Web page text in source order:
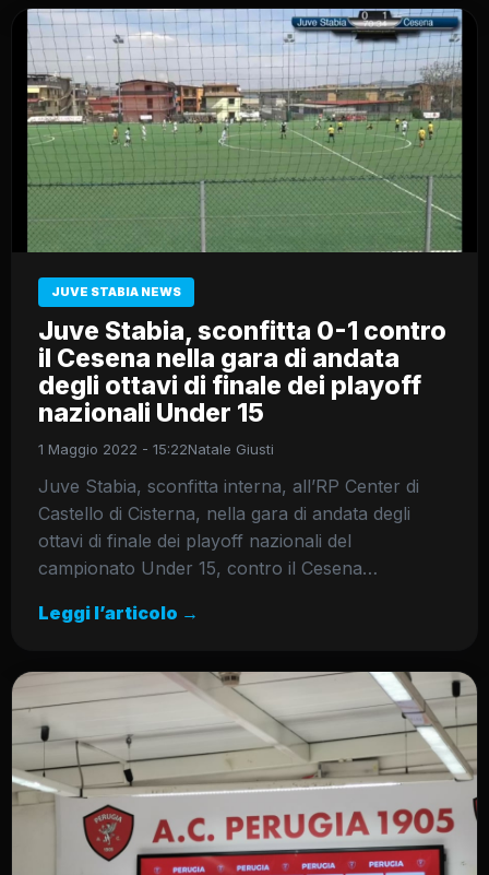
JUVE STABIA NEWS
Juve Stabia, sconfitta 0-1 contro
il Cesena nella gara di andata
degli ottavi di finale dei playoff
nazionali Under 15
1 Maggio 2022 - 15:22Natale Giusti
Juve Stabia, sconfitta interna, all’RP Center di
Castello di Cisterna, nella gara di andata degli
ottavi di finale dei playoff nazionali del
campionato Under 15, contro il Cesena…
Leggi l’articolo →